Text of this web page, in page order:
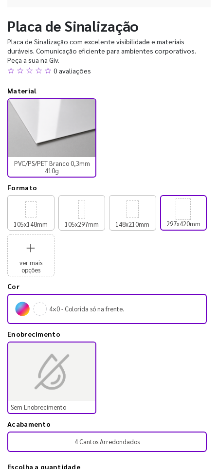
Placa de Sinalização
Placa de Sinalização com excelente visibilidade e materiais
duráveis. Comunicação eficiente para ambientes corporativos.
Peça a sua na Giv.
☆ ☆ ☆ ☆ ☆ 0 avaliações
Material
PVC/PS/PET Branco 0,3mm
410g
Formato
105x148mm 105x297mm 148x210mm 297x420mm
ver mais
opções
Cor
4×0 - Colorida só na frente.
Enobrecimento
Sem Enobrecimento
Acabamento
4 Cantos Arredondados
Escolha a quantidade